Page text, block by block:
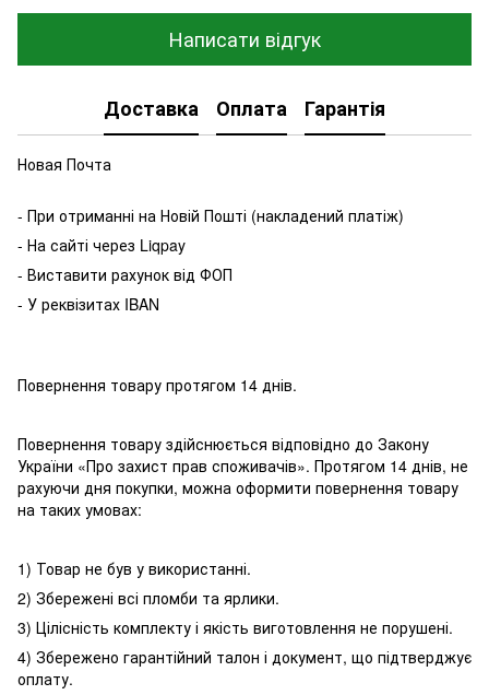
Написати відгук
Доставка Оплата Гарантія
Новая Почта
- При отриманні на Новій Пошті (накладений платіж)
- На сайті через Liqpay
- Виставити рахунок від ФОП
- У реквізитах IBAN
Повернення товару протягом 14 днів.
Повернення товару здійснюється відповідно до Закону
України «Про захист прав споживачів». Протягом 14 днів, не
рахуючи дня покупки, можна оформити повернення товару
на таких умовах:
1) Товар не був у використанні.
2) Збережені всі пломби та ярлики.
3) Цілісність комплекту і якість виготовлення не порушені.
4) Збережено гарантійний талон і документ, що підтверджує
оплату.